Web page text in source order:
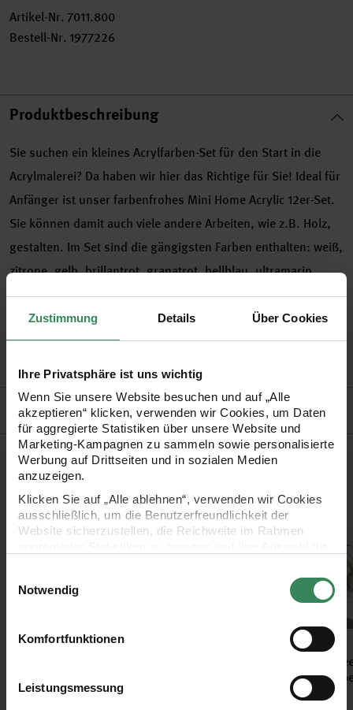
Zustimmung Details Über Cookies
Ihre Privatsphäre ist uns wichtig
Wenn Sie unsere Website besuchen und auf „Alle
akzeptieren“ klicken, verwenden wir Cookies, um Daten
für aggregierte Statistiken über unsere Website und
Marketing-Kampagnen zu sammeln sowie personalisierte
Werbung auf Drittseiten und in sozialen Medien
anzuzeigen.
Klicken Sie auf „Alle ablehnen“, verwenden wir Cookies
ausschließlich, um die Benutzerfreundlichkeit der
Website sicherzustellen, die Reichweite im Rahmen
Ihre Einwilligung ist freiwillig und kann jederzeit über den
Link „Cookie-Einstellungen“ im Fußbereich der Seite
verwendeten Technologien und den Empfängern der
Daten finden Sie in unserer Datenschutzerklärung.
Notwendig
Komfortfunktionen
Leistungsmessung
Artikel-Nr. 7011.800
Bestell-Nr. 1977226
Produktbeschreibung
Sie suchen ein kleines Acrylfarben-Set für den Start in die
Acrylmalerei? Da haben wir hier das Richtige für Sie! Ideal für
Anfänger ist unser farbenfrohes Mini Home Acrylic 12er-Set.
Sie können damit auch viele andere Arbeiten, wie z.B. Holz,
gestalten. Im Set sind die gängigsten Farben enthalten: weiß,
zitrone, gelb, brillantrot, granatrot, hellblau, ultramarin,
blattgrün, grün, ocker, schokobraun und schwarz
•12 Fläschen zu je 22 ml
Hersteller
Bastelanleitung
Anleitung
mit
gestalten